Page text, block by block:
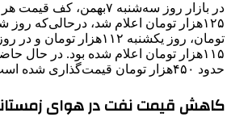
در بازار روز سه‌شنبه ۷بهمن،
۱۱۵هزار تومان اعلام شده بود. در حال
حدود ۴۵۰هزار تومان قیمت‌گذاری شده است.
کاهش قیمت نفت در هوای